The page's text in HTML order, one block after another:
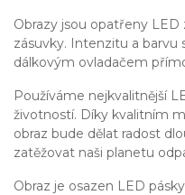
Obrazy jsou opatřeny
zásuvky. Intenzitu a
dálkovým ovladačem
Používáme nejkvalitnější
životností. Díky kvalitním
obraz bude dělat radost
zatěžovat naši planetu
Obraz je osazen LED